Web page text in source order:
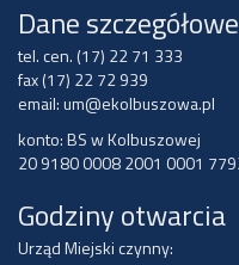
Dane szczegółowe
tel. cen. (17) 22 71 333
fax (17) 22 72 939
email:um@ekolbuszowa.pl
konto: BS w Kolbuszowej
20 9180 0008 2001 0001
Godziny otwarcia
Urząd Miejski czynny: